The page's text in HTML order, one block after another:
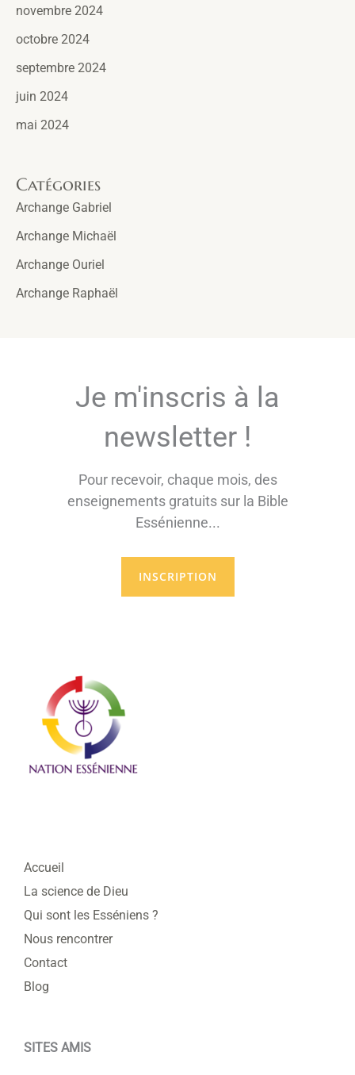
novembre 2024
octobre 2024
septembre 2024
juin 2024
mai 2024
Catégories
Archange Gabriel
Archange Michaël
Archange Ouriel
Archange Raphaël
Je m'inscris à la
newsletter !
Pour recevoir, chaque mois, des
enseignements gratuits sur la Bible
Essénienne...
INSCRIPTION
Accueil
La science de Dieu
Qui sont les Esséniens ?
Nous rencontrer
Contact
Blog
SITES AMIS